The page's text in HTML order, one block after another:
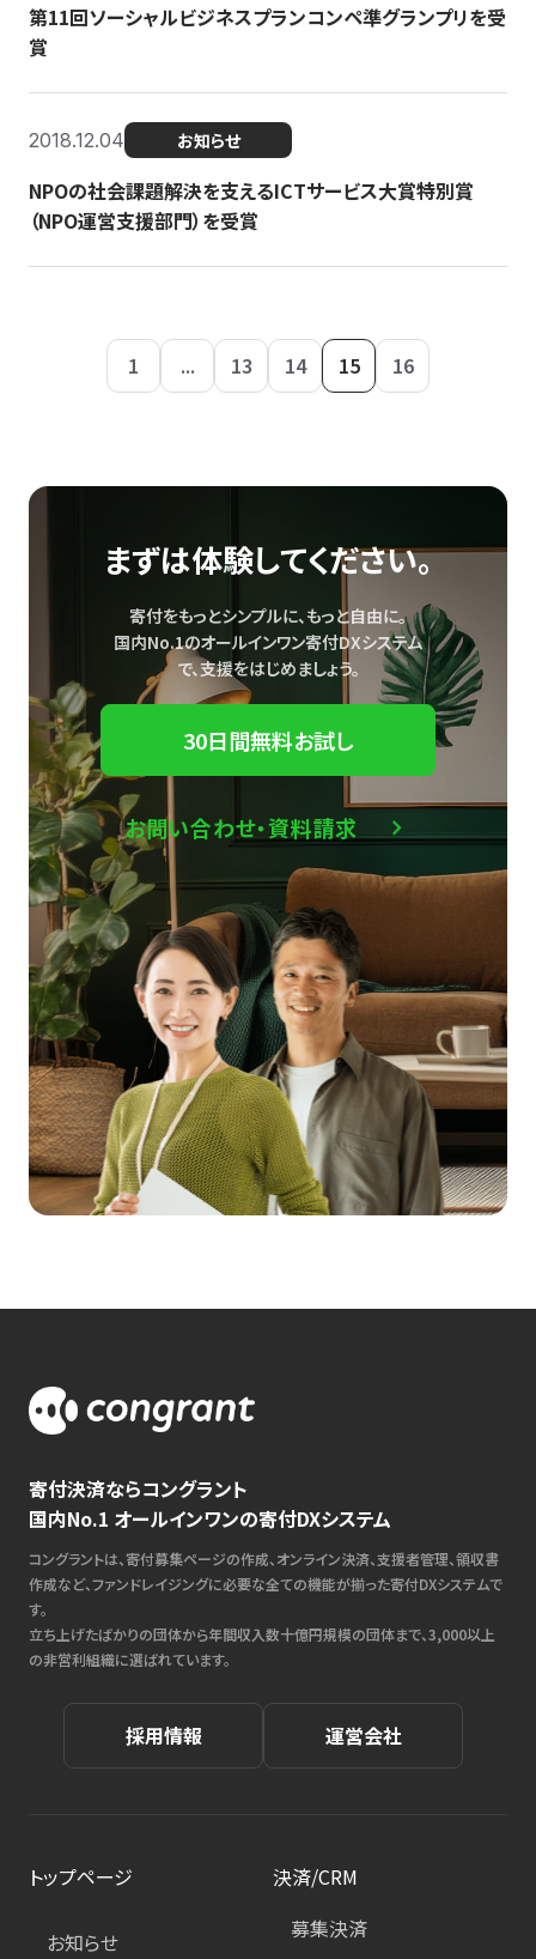
第11回ソーシャルビジネスプランコンペ準グランプリを受
賞
2018.12.04 お知らせ
NPOの社会課題解決を支えるICTサービス大賞特別賞
（NPO運営支援部門）を受賞
1 ... 13 14 15 16
まずは体験してください。
寄付をもっとシンプルに、もっと自由に。
国内No.1のオールインワン寄付DXシステム
で、支援をはじめましょう。
30日間無料お試し
お問い合わせ・資料請求
寄付決済ならコングラント
国内No.1 オールインワンの寄付DXシステム
コングラントは、寄付募集ページの作成、オンライン決済、支援者管理、領収書
作成など、ファンドレイジングに必要な全ての機能が揃った寄付DXシステムで
す。
立ち上げたばかりの団体から年間収入数十億円規模の団体まで、3,000以上
の非営利組織に選ばれています。
採用情報 運営会社
トップページ
お知らせ
決済/CRM
募集決済